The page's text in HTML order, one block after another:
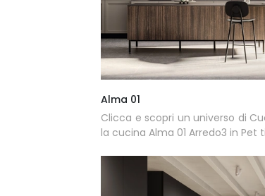
Alma 01
Clicca e scopri un universo di
la cucina Alma 01 Arredo3 in